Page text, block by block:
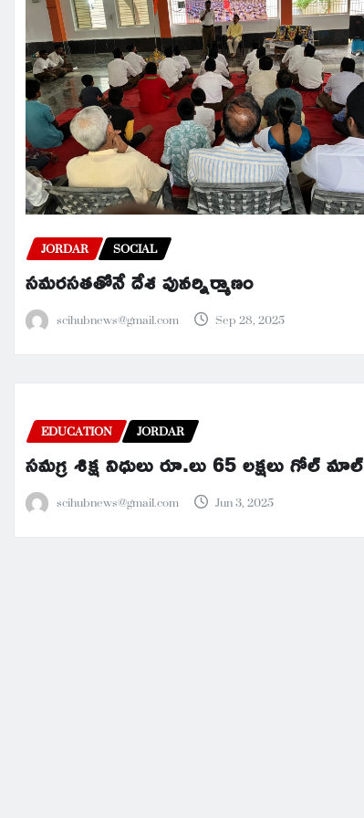
JORDAR SOCIAL
సమరసతతోనే దేశ పునర్నిర్మాణం
scihubnews@gmail.com Sep 28, 2025
EDUCATION JORDAR
సమగ్ర శిక్ష నిధులు రూ.లు 65 లక్షలు గోల్ మాల్
scihubnews@gmail.com Jun 3, 2025